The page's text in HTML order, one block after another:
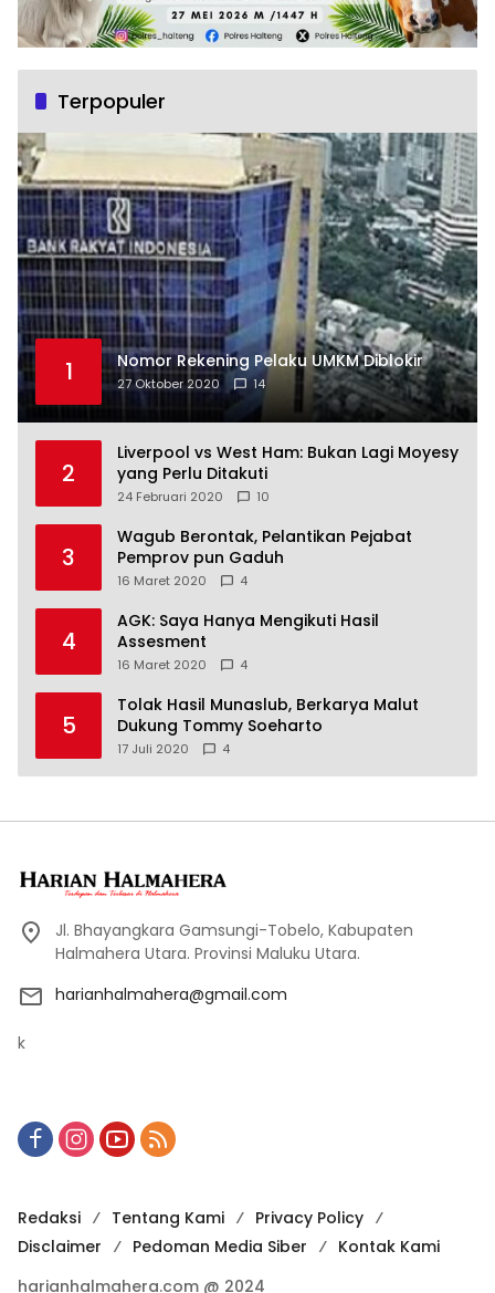
Terpopuler
1 Nomor Rekening Pelaku UMKM Diblokir
27 Oktober 2020 14
2
Liverpool vs West Ham: Bukan Lagi Moyesy
yang Perlu Ditakuti
24 Februari 2020 10
3
Wagub Berontak, Pelantikan Pejabat
Pemprov pun Gaduh
16 Maret 2020 4
4
AGK: Saya Hanya Mengikuti Hasil
Assesment
16 Maret 2020 4
5
Tolak Hasil Munaslub, Berkarya Malut
Dukung Tommy Soeharto
17 Juli 2020 4
Jl. Bhayangkara Gamsungi-Tobelo, Kabupaten
Halmahera Utara. Provinsi Maluku Utara.
harianhalmahera@gmail.com
k
Redaksi Tentang Kami
Privacy Policy
Disclaimer
Pedoman Media Siber
Kontak Kami
harianhalmahera.com @ 2024